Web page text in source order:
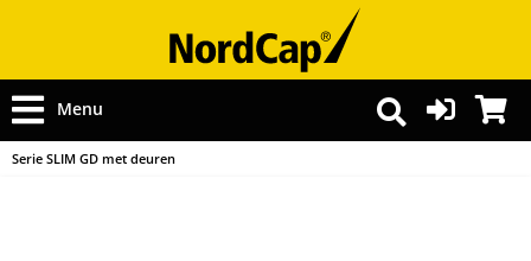
Menu
Serie SLIM GD met deuren